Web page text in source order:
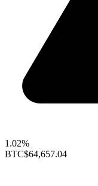
1.02%
BTC$64,657.04